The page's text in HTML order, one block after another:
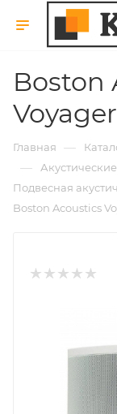
Boston
Главная —
—
Подвесная
Boston Acoustics